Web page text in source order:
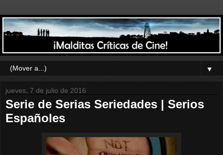
▼
jueves, 7 de julio de 2016
Serie de Serias Seriedades | Serios
Españoles